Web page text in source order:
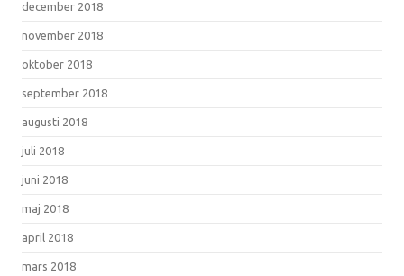
december 2018
november 2018
oktober 2018
september 2018
augusti 2018
juli 2018
juni 2018
maj 2018
april 2018
mars 2018